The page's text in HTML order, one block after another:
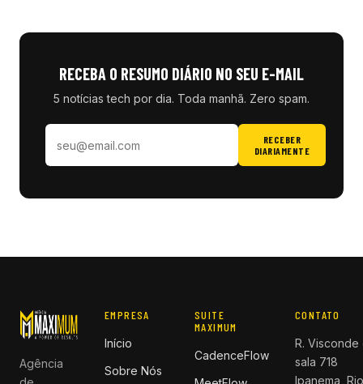
RECEBA O RESUMO DIÁRIO NO SEU E-MAIL
5 notícias tech por dia. Toda manhã. Zero spam.
RECEBER
DIARIAMENTE
Agência
EMPRESA
Início
Sobre Nós
SUITE
MAXIMUM
CadenceFlow
CONTATO
R.
sala 718
Ipanema,